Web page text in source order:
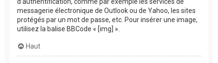
messagerie électronique de Outlook ou de Yahoo, les sites
protégés par un mot de passe, etc. Pour insérer une image,
utilisez la balise BBCode « [img] ».
Haut